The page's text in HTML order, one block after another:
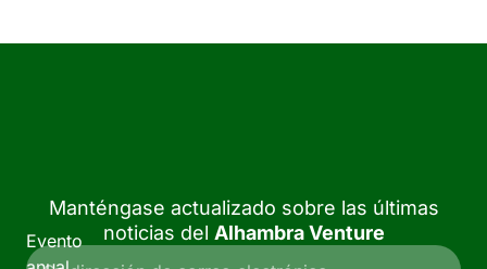
Evento
Manténgase actualizado sobre las últimas
noticias del Alhambra Venture